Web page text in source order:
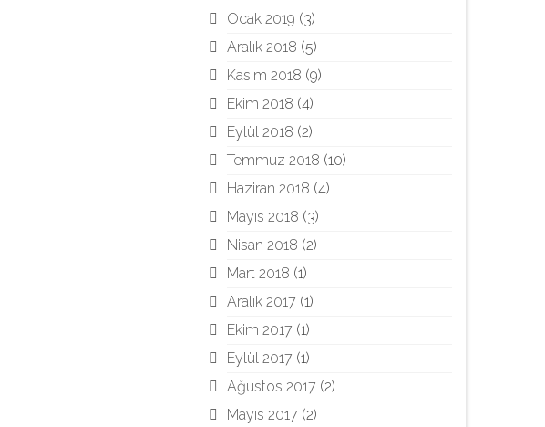
Ocak 2019 (3)
Aralık 2018 (5)
Kasım 2018 (9)
Ekim 2018 (4)
Eylül 2018 (2)
Temmuz 2018 (10)
Haziran 2018 (4)
Mayıs 2018 (3)
Nisan 2018 (2)
Mart 2018 (1)
Aralık 2017 (1)
Ekim 2017 (1)
Eylül 2017 (1)
Ağustos 2017 (2)
Mayıs 2017 (2)